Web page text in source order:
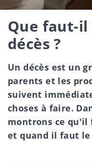
Que faut-
décès ?
Un décès est un
parents et les
suivent
choses à faire.
montrons ce qu'il
et quand il faut